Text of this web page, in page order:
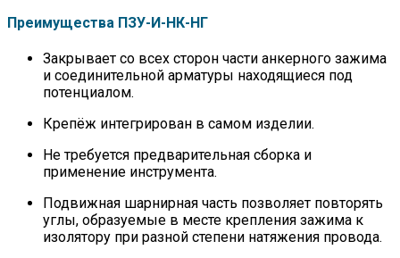
Преимущества ПЗУ-И-НК-НГ
Закрывает со всех сторон части анкерного зажима
и соединительной арматуры находящиеся под
потенциалом.
Крепёж интегрирован в самом изделии.
Не требуется предварительная сборка и
применение инструмента.
Подвижная шарнирная часть позволяет повторять
углы, образуемые в месте крепления зажима к
изолятору при разной степени натяжения провода.